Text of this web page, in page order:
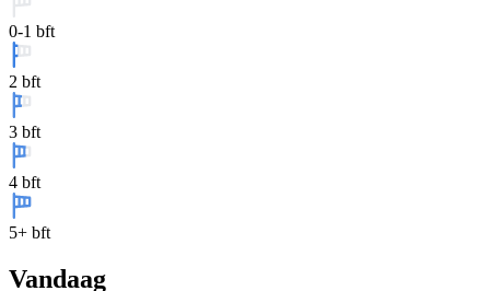
0-1 bft
2 bft
3 bft
4 bft
5+ bft
Vandaag